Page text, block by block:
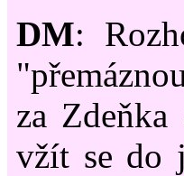
DM:
za
vžít se do